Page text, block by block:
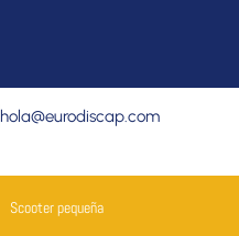
hola@eurodiscap.com
Scooter pequeña